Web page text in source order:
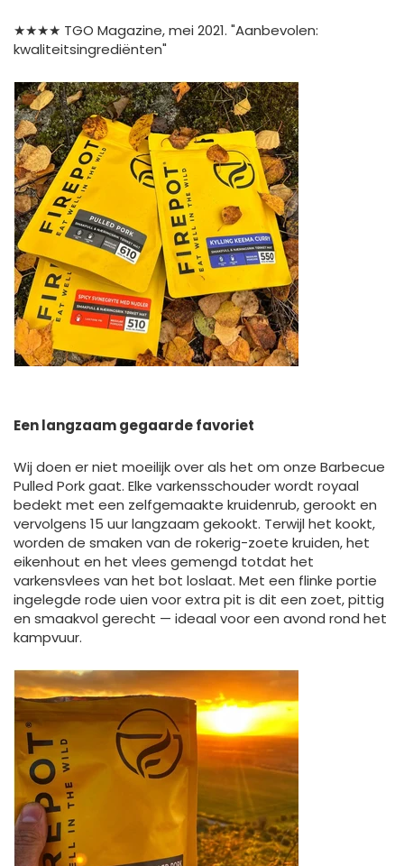
★★★★ TGO Magazine, mei 2021. "Aanbevolen:
kwaliteitsingrediënten"
Een langzaam gegaarde favoriet
Wij doen er niet moeilijk over als het om onze Barbecue
Pulled Pork gaat. Elke varkensschouder wordt royaal
bedekt met een zelfgemaakte kruidenrub, gerookt en
vervolgens 15 uur langzaam gekookt. Terwijl het kookt,
worden de smaken van de rokerig-zoete kruiden, het
eikenhout en het vlees gemengd totdat het
varkensvlees van het bot loslaat. Met een flinke portie
ingelegde rode uien voor extra pit is dit een zoet, pittig
en smaakvol gerecht — ideaal voor een avond rond het
kampvuur.